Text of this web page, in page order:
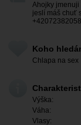
Ahojky
jeslí máš chuť
Koho
Chlapa na sex
Výška:
Váha:
Vlasy: